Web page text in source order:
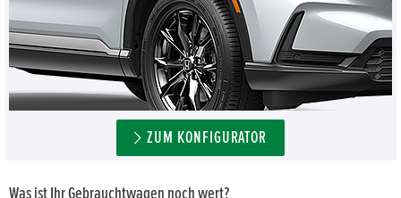
ZUM KONFIGURATOR
Was ist Ihr Gebrauchtwagen noch wert?